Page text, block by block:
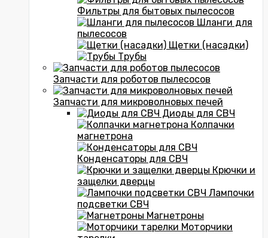
Фильтры для бытовых пылесосов
Шланги для
пылесосов
Щетки (насадки)
Трубы
Запчасти для роботов пылесосов
Запчасти для микроволновых печей
Диоды для СВЧ
Колпачки
магнетрона
Конденсаторы для СВЧ
Крючки и
защелки дверцы
Лампочки
подсветки СВЧ
Магнетроны
Моторчики